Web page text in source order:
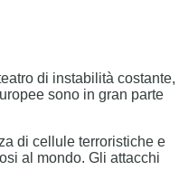
di instabilità costante,
sono in gran parte
di cellule terroristiche e
al mondo. Gli attacchi